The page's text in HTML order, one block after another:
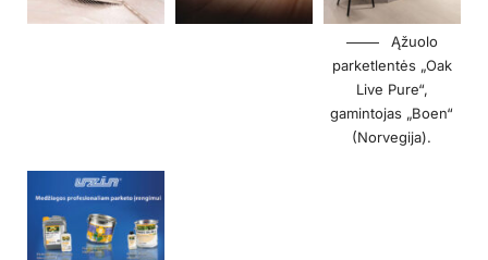
Ąžuolo
parketlentės „Oak
Live Pure“,
gamintojas „Boen“
(Norvegija).